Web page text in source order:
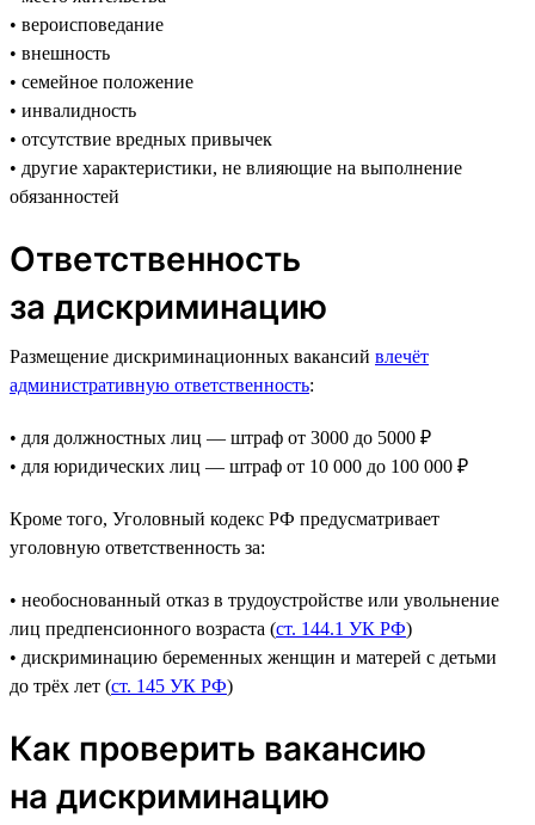
• вероисповедание
• внешность
• семейное положение
• инвалидность
• отсутствие вредных привычек
• другие характеристики, не влияющие на выполнение
обязанностей
Ответственность
за дискриминацию
Размещение дискриминационных вакансий влечёт
административную ответственность:
• для должностных лиц — штраф от 3000 до 5000 ₽
• для юридических лиц — штраф от 10 000 до 100 000 ₽
Кроме того, Уголовный кодекс РФ предусматривает
уголовную ответственность за:
• необоснованный отказ в трудоустройстве или увольнение
лиц предпенсионного возраста (ст. 144.1 УК РФ)
• дискриминацию беременных женщин и матерей с детьми
до трёх лет (ст. 145 УК РФ)
Как проверить вакансию
на дискриминацию